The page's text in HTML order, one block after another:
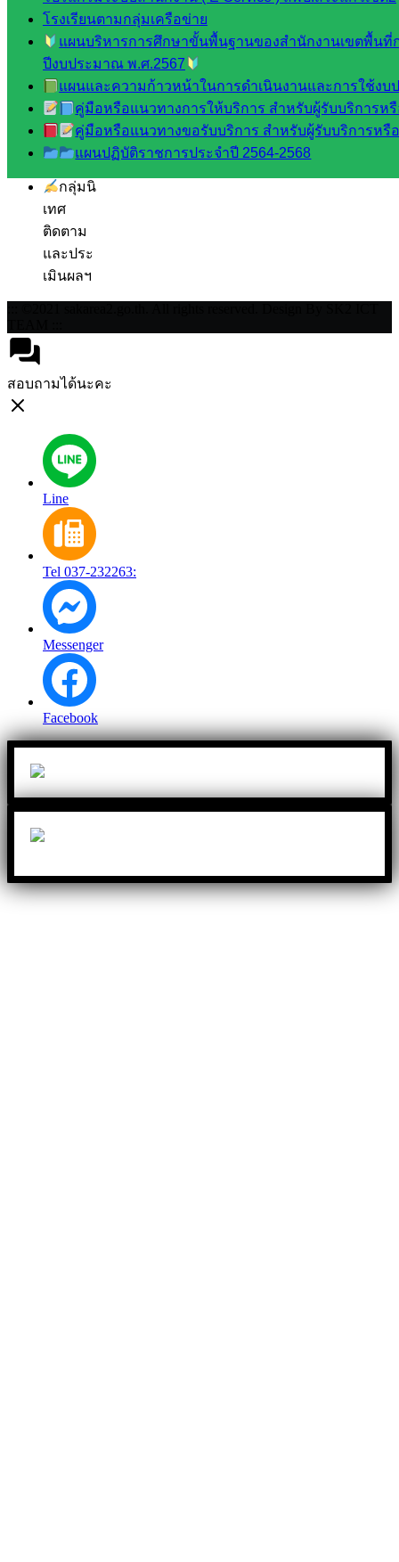
โรงเรียนตามกลุ่มเครือข่าย
แผนบริหารการศึกษาขั้นพื้นฐานของสำนักงานเขตพื้นที่
ปีงบประมาณ พ.ศ.2567
แผนและความก้าวหน้าในการดำเนินงานและการใช้งบ
คู่มือหรือแนวทางการให้บริการ สำหรับผู้รับบริการห
คู่มือหรือแนวทางขอรับบริการ สำหรับผู้รับบริการหรื
แผนปฏิบัติราชการประจำปี 2564-2568
กลุ่ม
บริหาร
งาน
บุคคล
กลุ่ม
พัฒนาครู
และบุ
คลากรฯ
กลุ่มนิ
เทศ
ติดตาม
และประ
เมินผลฯ
สอบถามได้นะคะ
Line
Tel 037-232263:
Messenger
Facebook